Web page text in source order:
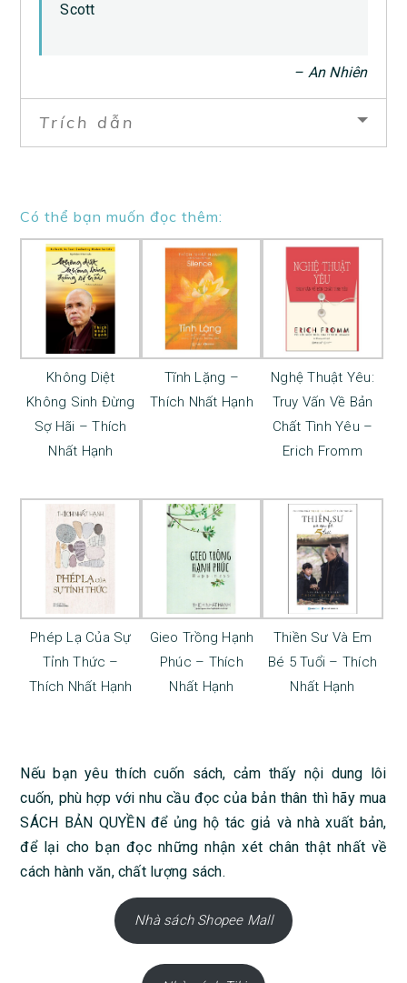
Scott
– An Nhiên
Trích dẫn
Có thể bạn muốn đọc thêm:
Không Diệt
Không Sinh Đừng
Sợ Hãi – Thích
Nhất Hạnh
Tĩnh Lặng –
Thích Nhất Hạnh
Nghệ Thuật Yêu:
Truy Vấn Về Bản
Chất Tình Yêu –
Erich Fromm
Phép Lạ Của Sự
Tỉnh Thức –
Thích Nhất Hạnh
Gieo Trồng Hạnh
Phúc – Thích
Nhất Hạnh
Thiền Sư Và Em
Bé 5 Tuổi – Thích
Nhất Hạnh
Nếu bạn yêu thích cuốn sách, cảm thấy nội dung lôi
cuốn, phù hợp với nhu cầu đọc của bản thân thì hãy mua
SÁCH BẢN QUYỀN để ủng hộ tác giả và nhà xuất bản,
để lại cho bạn đọc những nhận xét chân thật nhất về
cách hành văn, chất lượng sách.
Nhà sách Shopee Mall